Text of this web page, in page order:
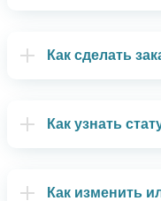
Как сделать
Как узнать
Как изменить